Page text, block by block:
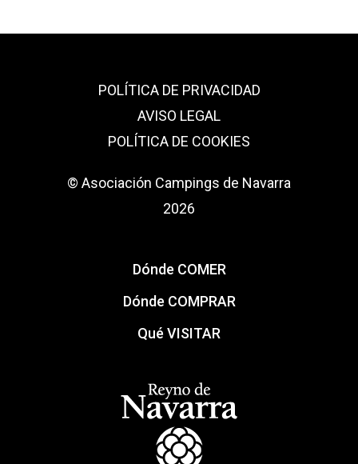
POLÍTICA DE PRIVACIDAD
AVISO LEGAL
POLÍTICA DE COOKIES
© Asociación Campings de Navarra
2026
Dónde COMER
Dónde COMPRAR
Qué VISITAR